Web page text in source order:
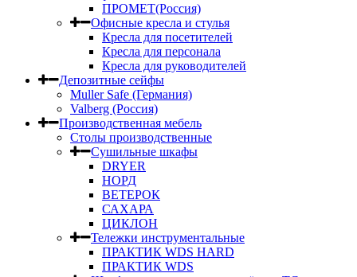
ПРОМЕТ(Россия)
Офисные кресла и стулья
Кресла для посетителей
Кресла для персонала
Кресла для руководителей
Депозитные сейфы
Muller Safe (Германия)
Valberg (Россия)
Производственная мебель
Столы производственные
Сушильные шкафы
DRYER
НОРД
ВЕТЕРОК
САХАРА
ЦИКЛОН
Тележки инструментальные
ПРАКТИК WDS HARD
ПРАКТИК WDS